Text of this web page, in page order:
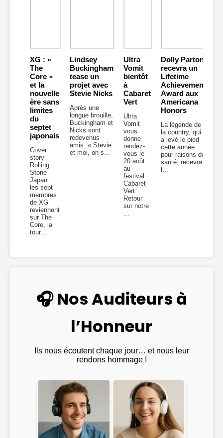
XG : «
The
Core »
et la
nouvelle
ère sans
limites
du
septet
japonais
Cover
story
Rolling
Stone
Japan :
les sept
membres
de XG
reviennent
sur The
Core, la
tour...
Lindsey
Buckingham
tease un
projet avec
Stevie Nicks
Après une
longue brouille,
Buckingham et
Nicks sont
redevenus
amis. « Stevie
et moi, on s...
Ultra
Vomit
bientôt
à
Cabaret
Vert
Ultra
Vomit
vous
donne
rendez-
vous le
20 août
au
festival
Cabaret
Vert.
Retour
sur notre
...
Dolly Parton
recevra un
Lifetime
Achievement
Award aux
Americana
Honors
La légende de
la country, qui
a levé le pied
cette année
pour raisons de
santé, recevra
l...
🎧 Nos Auditeurs à
l’Honneur
Ils nous écoutent chaque jour… et nous leur
rendons hommage !